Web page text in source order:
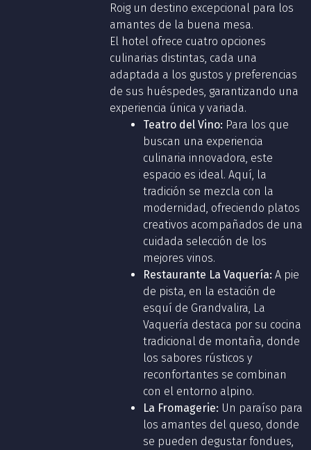
Roig un destino excepcional para los
amantes de la buena mesa.
El hotel ofrece cuatro opciones
culinarias distintas, cada una
adaptada a los gustos y preferencias
de sus huéspedes, garantizando una
experiencia única y variada.
Teatro del Vino: Para los que
buscan una experiencia
culinaria innovadora, este
espacio es ideal. Aquí, la
tradición se mezcla con la
modernidad, ofreciendo platos
creativos acompañados de una
cuidada selección de los
mejores vinos.
Restaurante La Vaquería: A pie
de pista, en la estación de
esquí de Grandvalira, La
Vaquería destaca por su cocina
tradicional de montaña, donde
los sabores rústicos y
reconfortantes se combinan
con el entorno alpino.
La Fromagerie: Un paraíso para
los amantes del queso, donde
se pueden degustar fondues,